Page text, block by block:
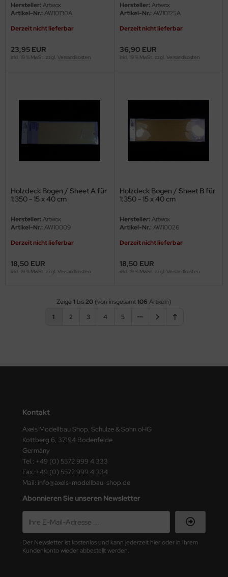
Hersteller: Artwox
Artikel-Nr.: AW10130A
Derzeit nicht lieferbar
23,95 EUR
inkl. 19 % MwSt. zzgl. Versandkosten
Hersteller: Artwox
Artikel-Nr.: AW10125A
Derzeit nicht lieferbar
36,90 EUR
inkl. 19 % MwSt. zzgl. Versandkosten
Holzdeck Bogen / Sheet A für
1:350 - 15 x 40 cm
Hersteller: Artwox
Artikel-Nr.: AW10009
Derzeit nicht lieferbar
18,50 EUR
inkl. 19 % MwSt. zzgl. Versandkosten
Holzdeck Bogen / Sheet B für
1:350 - 15 x 40 cm
Hersteller: Artwox
Artikel-Nr.: AW10026
Derzeit nicht lieferbar
18,50 EUR
inkl. 19 % MwSt. zzgl. Versandkosten
Zeige 1 bis20 (von insgesamt106 Artikeln)
1
2 3 4 5
Kontakt
Axels Modellbau Shop, Schulze & Sohn oHG
Kottberg 6, 37194 Bodenfelde
Germany
Tel.: +49 (0) 5572 999 4 333
Fax.:+49 (0) 5572 999 4 334
Mail: info@axels-modellbau-shop.de
Abonnieren Sie unseren Newsletter
Der Newsletter ist kostenlos und kann jederzeit hier oder in Ihrem
Kundenkonto wieder abbestellt werden.